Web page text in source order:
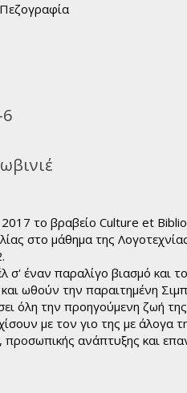
το βραβείο Culture et
στο μάθημα της
σ' έναν παραλίγο βιασμό και
ωθούν την παραιτημένη
όλη την προηγούμενη ζωή
με τον γιο της με άλογα
ανάπτυξης και